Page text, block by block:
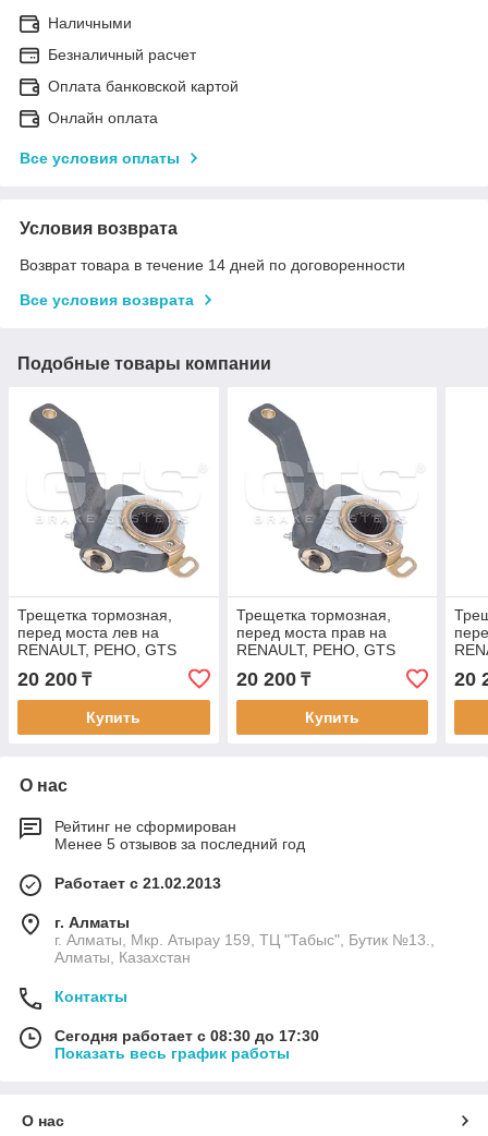
Наличными
Безналичный расчет
Оплата банковской картой
Онлайн оплата
Все условия оплаты
Условия возврата
Возврат товара в течение 14 дней по договоренности
Все условия возврата
Подобные товары компании
Трещетка тормозная,
перед моста лев на
RENAULT, РЕНО, GTS
20 200 ₸
Купить
Трещетка тормозная,
перед моста прав на
RENAULT, РЕНО, GTS
20 200₸
Купить
20
О нас
Рейтинг не сформирован
Менее 5 отзывов за последний год
Работает с 21.02.2013
г. Алматы
г. Алматы, Мкр. Атырау 159, ТЦ "Табыс", Бутик №13.,
Алматы, Казахстан
Контакты
Сегодня работает с 08:30 до 17:30
Показать весь график работы
О нас